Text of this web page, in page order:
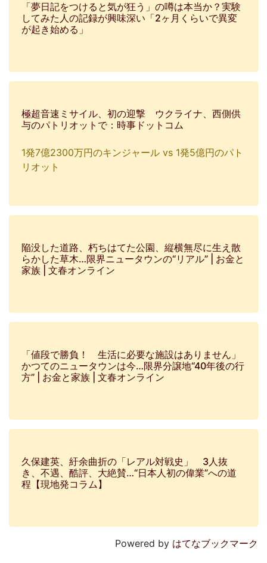
「夢日記をつけると気が狂う」の噂は本当か？実験
してみた人の記録が興味深い「2ヶ月くらいで異変
が起き始める」
極超音速ミサイル、初の迎撃 ウクライナ、西側供
与のパトリオットで：時事ドットコム
1発7億2300万円のキンジャール vs 1発5億円のパト
リオット
陥没した道路、朽ちはてた公園、縦横無尽に生え散
らかした草木…限界ニュータウンの“リアル” | お金と
家族 | 文春オンライン
「値段で勝負！ 生活に必要な施設はありません」
かつてのニュータウンは今…限界分譲地“40年後の行
方” | お金と家族 | 文春オンライン
久保建英、紆余曲折の「レアル対戦史」 3人抜
き、不遇、酷評、大絶賛…“日本人初の偉業”への道
程【現地発コラム】
Powered by はてなブックマーク